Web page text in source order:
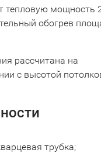
тепловую мощность
обогрев
рассчитана на
с высотой
трубка;